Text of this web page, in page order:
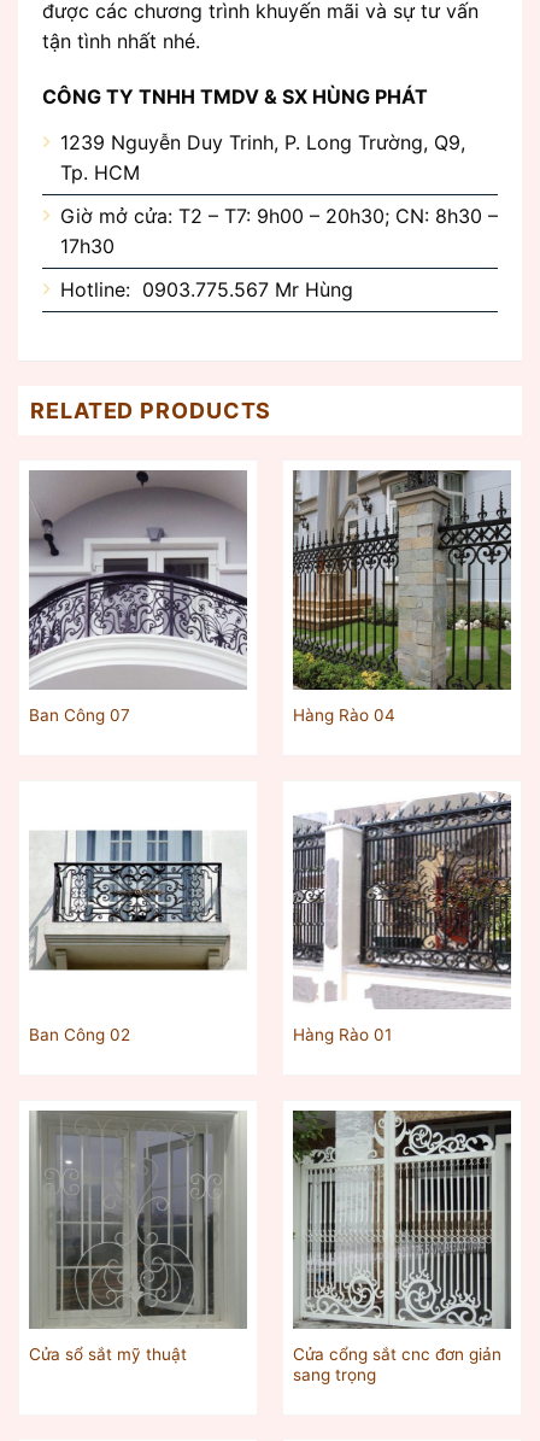
được các chương trình khuyến mãi và sự tư vấn
tận tình nhất nhé.
CÔNG TY TNHH TMDV & SX HÙNG PHÁT
1239 Nguyễn Duy Trinh, P. Long Trường, Q9,
Tp. HCM
Giờ mở cửa: T2 – T7: 9h00 – 20h30; CN: 8h30 –
17h30
Hotline: 0903.775.567 Mr Hùng
RELATED PRODUCTS
Ban Công 07 Hàng Rào 04
Ban Công 02 Hàng Rào 01
Cửa sổ sắt mỹ thuật
Cửa cổng sắt cnc đơn giản
sang trọng